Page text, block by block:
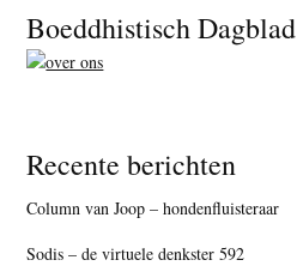
Footer
Boeddhistisch Dagblad
Recente berichten
Column van Joop – hondenfluisteraar
Sodis – de virtuele denkster 592